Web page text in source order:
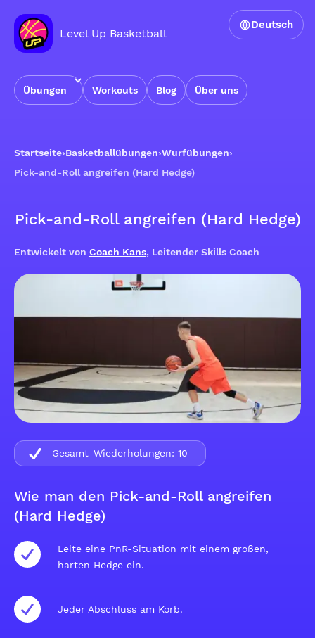
Level Up Basketball
Übungen Workouts Blog Über uns
Deutsch
Startseite›Basketballübungen›Wurfübungen›
Pick-and-Roll angreifen (Hard Hedge)
Pick-and-Roll angreifen (Hard Hedge)
Entwickelt von Coach Kans, Leitender Skills Coach
Wie man den Pick-and-Roll angreifen
(Hard Hedge)
Leite eine PnR-Situation mit einem großen,
harten Hedge ein.
Jeder Abschluss am Korb.
Gesamt-Wiederholungen: 10